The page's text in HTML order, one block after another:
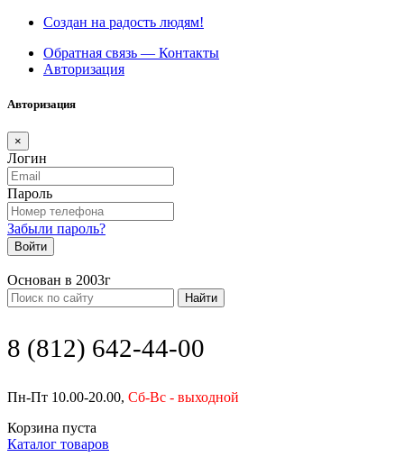
Создан на радость людям!
Обратная связь — Контакты
Авторизация
Авторизация
×
Логин
Пароль
Забыли пароль?
Войти
Основан в 2003г
Найти
8 (812) 642-44-00
Пн-Пт 10.00-20.00, Сб-Вс - выходной
Корзина пуста
Каталог товаров